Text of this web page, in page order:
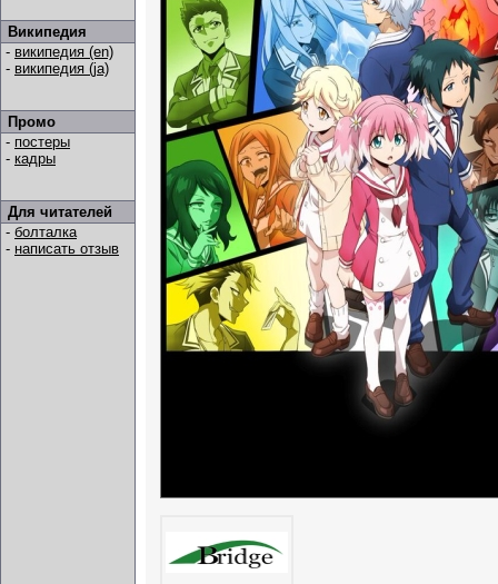
Википедия
- википедия (en)
- википедия (ja)
Промо
- постеры
- кадры
Для читателей
- болталка
- написать отзыв